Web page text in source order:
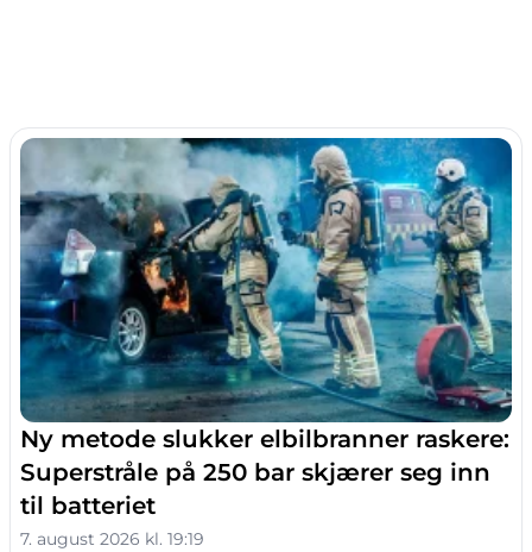
Ny metode slukker elbilbranner raskere:
Superstråle på 250 bar skjærer seg inn
til batteriet
7. august 2026 kl. 19:19